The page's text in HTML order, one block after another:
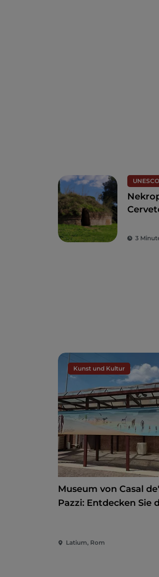
UNESCO
Reise
3
Kunst und Kultur
Museum von Casal de'
Pazzi: Entdecken Sie
Latium, Rom